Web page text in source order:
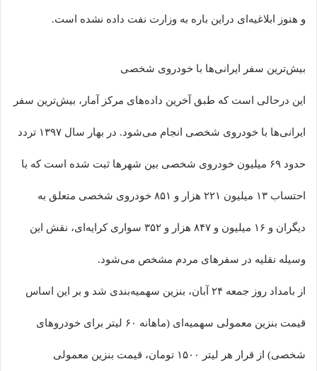
و هنوز ابلاغیه‌ای دراین باره به وزارت نفت داده نشده است.
بیش‌ترین سفر ایرانی‌ها با خودروی شخصی
این درحالی است که طبق آخرین داده‌های مرکز آمار، بیش‌ترین سفر
ایرانی‌ها با خودروی شخصی انجام می‌شود. در بهار سال ۱۳۹۷ تردد
حدود ۶۹ میلیون خودروی شخصی بین شهرها ثبت شده است که با
احتساب ۱۳ میلیون ۲۲۱ هزار و ۸۵۱ خودروی شخصی متعلق به
دیگران و ۱۶ میلیون و ۸۴۷ هزار و ۳۵۲ سواری کرایه‌ای، نقش این
وسیله نقلیه در سفرهای مردم مشخص می‌شود.
از بامداد روز جمعه ۲۴ آبان، بنزین سهمیه‌بندی شد و بر این اساس
قیمت بنزین معمولی سهمیه‌ای (ماهانه ۶۰ لیتر برای خودروهای
شخصی) از قرار هر لیتر ۱۵۰۰ تومان، قیمت بنزین معمولی